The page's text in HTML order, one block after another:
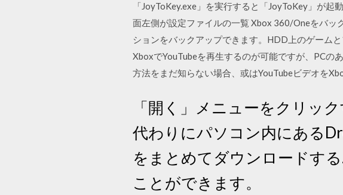
「JoyToKey.exe」を実行すると「JoyToKey」が
面左側が設定ファイルの一覧 Xbox 360/Oneをバッ
ションをバックアップできます。HDD上のゲーム
XboxでYouTubeを再生するのが可能ですが、PCの
方法をまだ知らない場合、或はYouTubeビデオを
「開く」メニューをクリッ
代わりにパソコン内にある
をまとめてダウンロードす
ことができます。